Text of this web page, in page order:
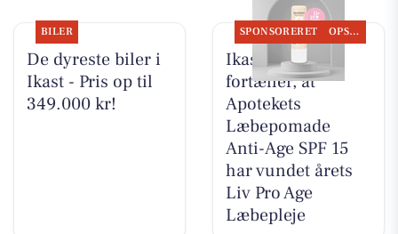
BILER
De dyreste biler i
Ikast - Pris op til
349.000 kr!
SPONSORERET OPSLAGSTAVLEN
Ikast Apotek
fortæller, at
Apotekets
Læbepomade
Anti-Age SPF 15
har vundet årets
Liv Pro Age
Læbepleje